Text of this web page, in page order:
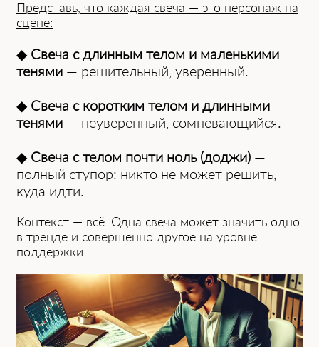
Представь, что каждая свеча — это персонаж на
сцене:
◆ Свеча с длинным телом и маленькими
тенями — решительный, уверенный.
◆ Свеча с коротким телом и длинными
тенями — неуверенный, сомневающийся.
◆ Свеча с телом почти ноль (доджи) —
полный ступор: никто не может решить,
куда идти.
Контекст — всё. Одна свеча может значить одно
в тренде и совершенно другое на уровне
поддержки.